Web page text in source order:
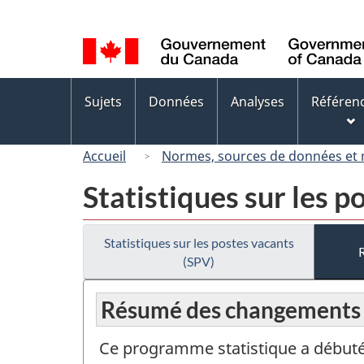
de
la
langue
des
Sujets Données Analyses
Accueil Normes, sources de données et
Statistiques sur les
Statistiques sur les postes vacants
(SPV)
Résumé des changements
Ce programme statistique a